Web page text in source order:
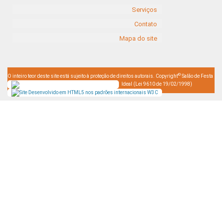
Serviços
Contato
Mapa do site
O inteiro teor deste site está sujeito à proteção de direitos autorais. Copyright© Salão de Festa
Ideal (Lei 9610 de 19/02/1998)